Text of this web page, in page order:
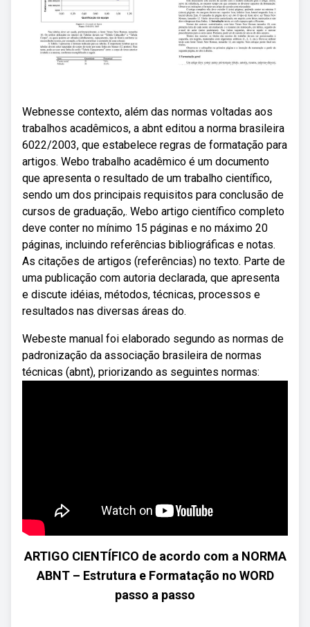
Webnesse contexto, além das normas voltadas aos
trabalhos acadêmicos, a abnt editou a norma brasileira
6022/2003, que estabelece regras de formatação para
artigos. Webo trabalho acadêmico é um documento
que apresenta o resultado de um trabalho científico,
sendo um dos principais requisitos para conclusão de
cursos de graduação,. Webo artigo científico completo
deve conter no mínimo 15 páginas e no máximo 20
páginas, incluindo referências bibliográficas e notas.
As citações de artigos (referências) no texto. Parte de
uma publicação com autoria declarada, que apresenta
e discute idéias, métodos, técnicas, processos e
resultados nas diversas áreas do.
Webeste manual foi elaborado segundo as normas de
padronização da associação brasileira de normas
técnicas (abnt), priorizando as seguintes normas:
ARTIGO CIENTÍFICO de acordo com a NORMA
ABNT – Estrutura e Formatação no WORD
passo a passo